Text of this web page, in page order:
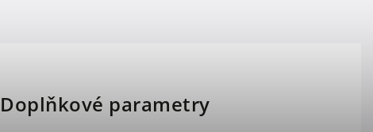
Doplňkové parametry